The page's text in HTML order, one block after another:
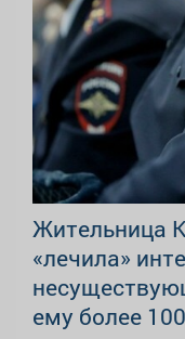
Жительница
«лечила»
ему более